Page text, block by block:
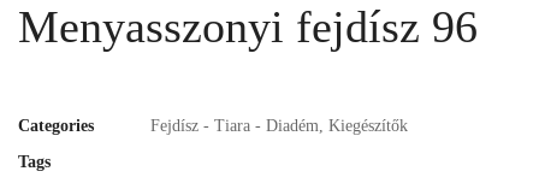
Menyasszonyi fejdísz 96
Categories Fejdísz - Tiara - Diadém, Kiegészítők
Tags